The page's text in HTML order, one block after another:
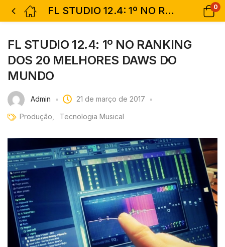
FL STUDIO 12.4: 1º NO RANKING DOS 20 MELHORES DAWS DO MUNDO 0
FL STUDIO 12.4: 1º NO RANKING
DOS 20 MELHORES DAWS DO
MUNDO
Admin 21 de março de 2017
Produção Tecnologia Musical